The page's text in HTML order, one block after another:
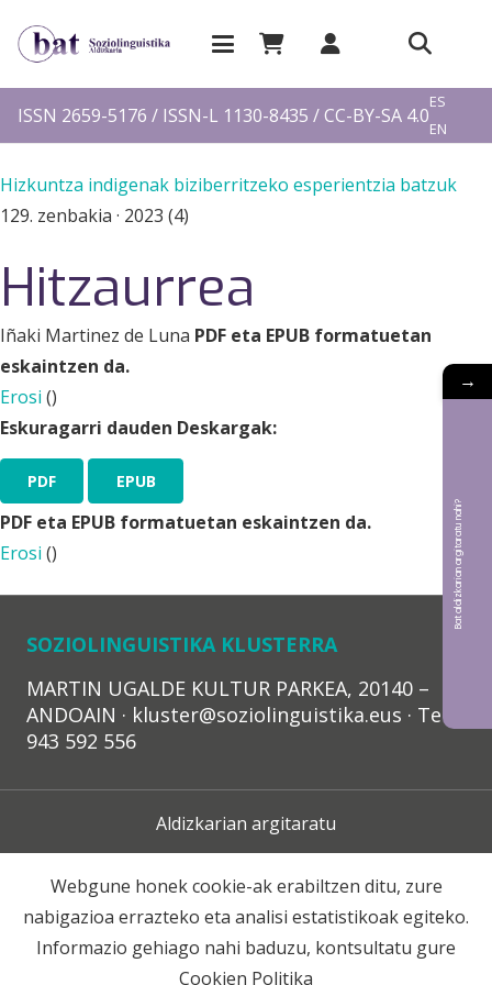
ISSN 2659-5176 / ISSN-L 1130-8435 / CC-BY-SA 4.0
ES
EN
Hizkuntza indigenak biziberritzeko esperientzia batzuk
129. zenbakia · 2023 (4)
Hitzaurrea
Iñaki Martinez de Luna PDF eta EPUB formatuetan
eskaintzen da.
Erosi ()
Eskuragarri dauden Deskargak:
PDF EPUB
PDF eta EPUB formatuetan eskaintzen da.
Erosi ()
SOZIOLINGUISTIKA KLUSTERRA
MARTIN UGALDE KULTUR PARKEA, 20140 –
ANDOAIN · kluster@soziolinguistika.eus · Tel.:
943 592 556
Aldizkarian argitaratu
Lege Oharra
Harpidetza
Webgune honek cookie-ak erabiltzen ditu, zure
nabigazioa errazteko eta analisi estatistikoak egiteko.
Informazio gehiago nahi baduzu, kontsultatu gure
Cookien Politika
→
Bat aldizkarian argitaratu nahi?